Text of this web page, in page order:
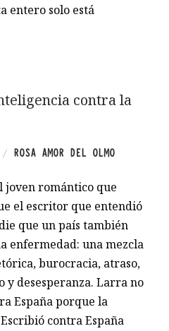
entero solo está
contra la
/ ROSA AMOR DEL OLMO
joven romántico que
el escritor que entendió
que un país también
enfermedad: una mezcla
burocracia, atraso,
y desesperanza. Larra no
España porque la
contra España